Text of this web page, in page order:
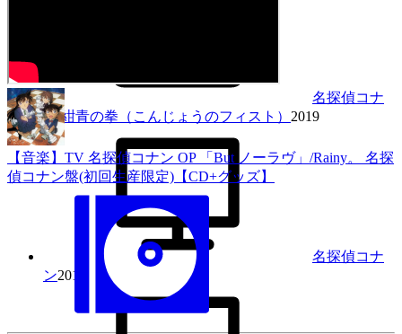
名探偵コナ
ン 紺青の拳（こんじょうのフィスト） 2019
名探偵コナ
ン2019
【音楽】TV 名探偵コナン OP 「But ノーラヴ」/Rainy。 名探
偵コナン盤(初回生産限定)【CD+グッズ】